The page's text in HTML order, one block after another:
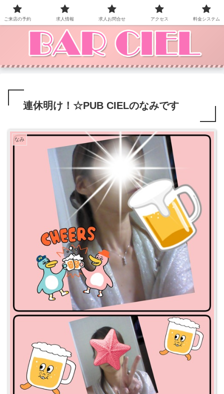
BAR CIEL！ご来店お待ちしています。
連休明け！☆PUB CIELのなみです
なみ
ご来店の予約 求人情報 求人お問合せ アクセス 料金システム